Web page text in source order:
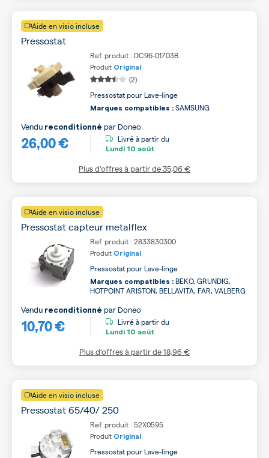
Aide en visio incluse
Pressostat
Ref. produit : DC96-01703B
Produit Original
(2)
Pressostat pour Lave-linge
Marques compatibles : SAMSUNG
26,00 €
Vendu reconditionné par Doneo
Livré à partir du
Lundi 10 août
Plus d’offres à partir de35,06 €
Aide en visio incluse
Pressostat capteur metalflex
Ref. produit : 2833830300
Produit Original
Pressostat pour Lave-linge
Marques compatibles : BEKO, GRUNDIG,
HOTPOINT ARISTON, BELLAVITA, FAR, VALBERG
10,70 €
Vendu reconditionné par Doneo
Livré à partir du
Lundi 10 août
Plus d’offres à partir de18,96 €
Aide en visio incluse
Pressostat 65/40/ 250
Ref. produit : 52X0595
Produit Original
Pressostat pour Lave-linge